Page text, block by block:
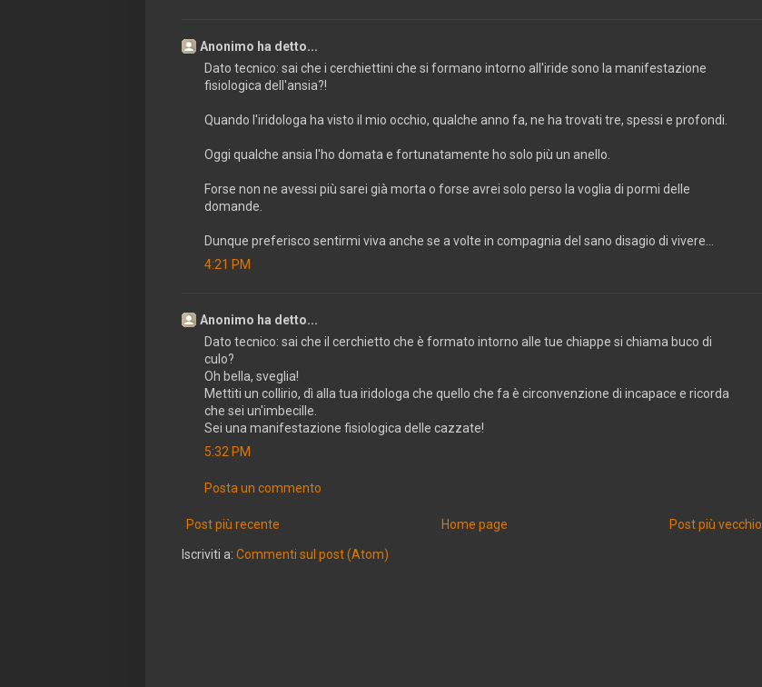
Anonimo ha detto...
Dato tecnico: sai che i cerchiettini che si formano intorno all'iride sono la manifestazione
fisiologica dell'ansia?!
Quando l'iridologa ha visto il mio occhio, qualche anno fa, ne ha trovati tre, spessi e profondi.
Oggi qualche ansia l'ho domata e fortunatamente ho solo più un anello.
Forse non ne avessi più sarei già morta o forse avrei solo perso la voglia di pormi delle
domande.
Dunque preferisco sentirmi viva anche se a volte in compagnia del sano disagio di vivere...
4:21 PM
Anonimo ha detto...
Dato tecnico: sai che il cerchietto che è formato intorno alle tue chiappe si chiama buco di
culo?
Oh bella, sveglia!
Mettiti un collirio, dì alla tua iridologa che quello che fa è circonvenzione di incapace e ricorda
che sei un'imbecille.
Sei una manifestazione fisiologica delle cazzate!
5:32 PM
Posta un commento
Post più recente Post più vecchio
Home page
Iscriviti a: Commenti sul post (Atom)